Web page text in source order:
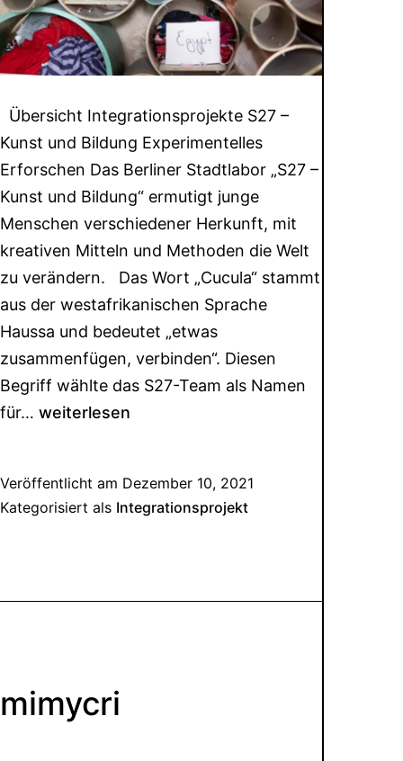
Übersicht Integrationsprojekte S27 –
Kunst und Bildung Experimentelles
Erforschen Das Berliner Stadtlabor „S27 –
Kunst und Bildung“ ermutigt junge
Menschen verschiedener Herkunft, mit
kreativen Mitteln und Methoden die Welt
zu verändern. Das Wort „Cucula“ stammt
aus der westafrikanischen Sprache
Haussa und bedeutet „etwas
zusammenfügen, verbinden“. Diesen
Begriff wählte das S27-Team als Namen
für… weiterlesen
Veröffentlicht am Dezember 10, 2021
Kategorisiert als Integrationsprojekt
mimycri